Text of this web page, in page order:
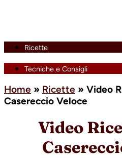
Ricette
Tecniche e Consigli
Home » Ricette » Video
Casereccio Veloce
Video